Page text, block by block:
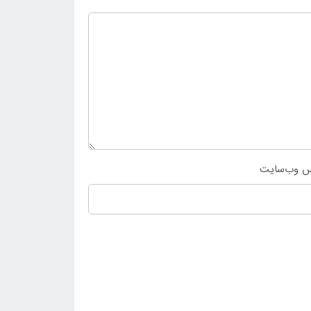
یک شناور بادی بر روی آب های آرام مورد
همین خاطر است که بر روی سطح آب های آرام به
مناسب خواهد بود و در نتیجه می توان نسبت به
وب‌سایت